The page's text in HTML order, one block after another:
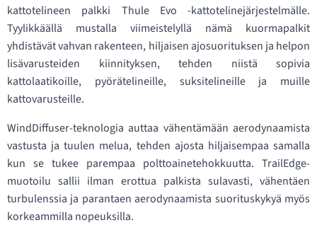
kattotelineen palkki Thule Evo -kattotelinejärjestelmälle.
Tyylikkäällä mustalla viimeistelyllä nämä kuormapalkit
yhdistävät vahvan rakenteen, hiljaisen ajosuorituksen ja helpon
lisävarusteiden kiinnityksen, tehden niistä sopivia
kattolaatikoille, pyörätelineille, suksitelineille ja muille
kattovarusteille.
WindDiffuser-teknologia auttaa vähentämään aerodynaamista
vastusta ja tuulen melua, tehden ajosta hiljaisempaa samalla
kun se tukee parempaa polttoainetehokkuutta. TrailEdge-
muotoilu sallii ilman erottua palkista sulavasti, vähentäen
turbulenssia ja parantaen aerodynaamista suorituskykyä myös
korkeammilla nopeuksilla.